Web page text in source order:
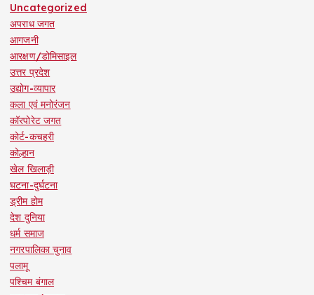
Uncategorized
अपराध जगत
आगजनी
आरक्षण/डोमिसाइल
उत्तर प्रदेश
उद्योग-व्यापार
कला एवं मनोरंजन
कॉरपोरेट जगत
कोर्ट-कचहरी
कोल्हान
खेल खिलाड़ी
घटना-दुर्घटना
ड्रीम होम
देश दुनिया
धर्म समाज
नगरपालिका चुनाव
पलामू
पश्चिम बंगाल